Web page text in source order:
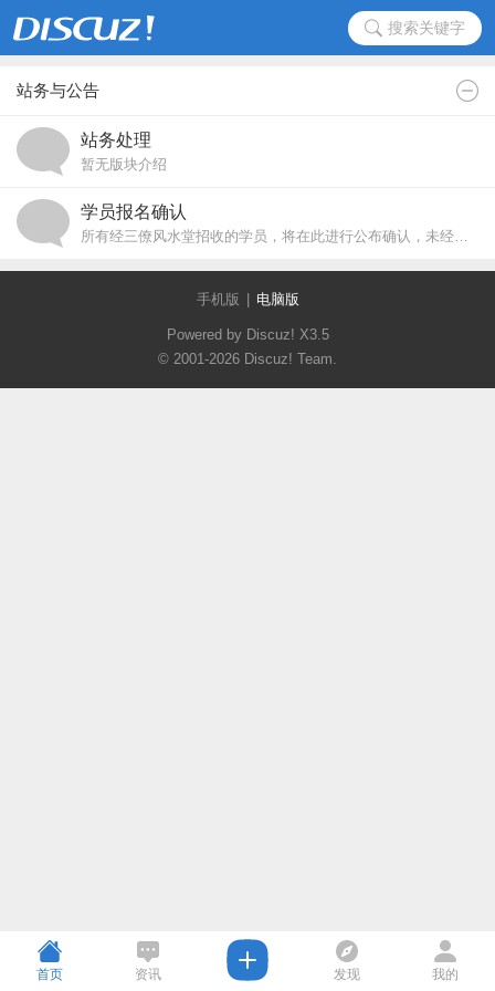
搜索关键字
站务与公告
站务处理
暂无版块介绍
学员报名确认
所有经三僚风水堂招收的学员，将在此进行公布确认，未经公布的学员，我们将不负任何责任.
手机版 电脑版
Powered by Discuz! X3.5
© 2001-2026 Discuz! Team.
首页 资讯 发现 我的